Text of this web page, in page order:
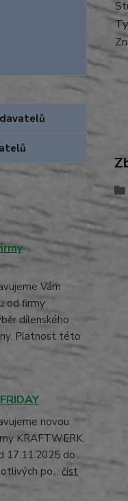
Vám
od firmy
dílenského
Platnost této
novou
KRAFTWERK.
17.11.2025 do
po... číst